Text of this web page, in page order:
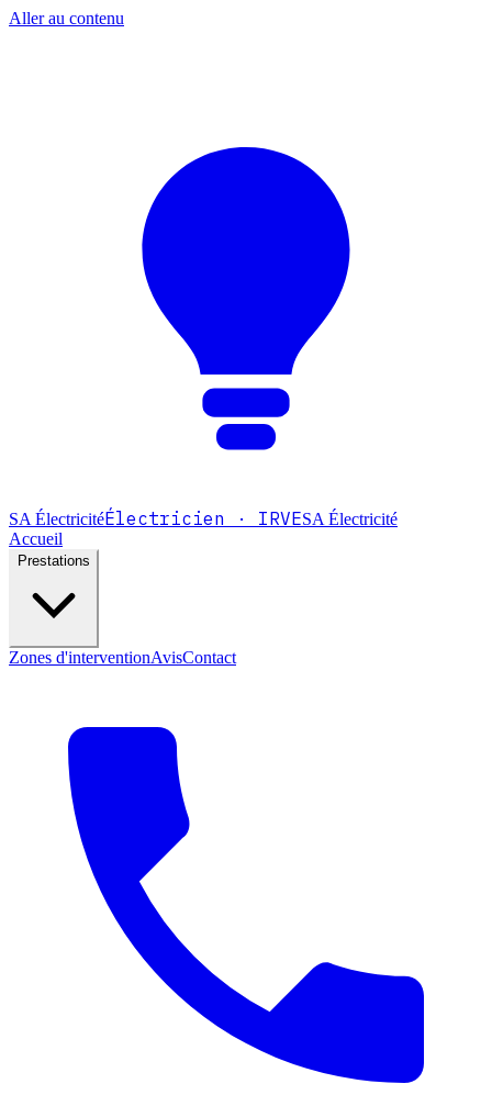
Aller au contenu
SA ÉlectricitéÉlectricien · IRVESA Électricité
Accueil
Prestations
Zones d'interventionAvisContact